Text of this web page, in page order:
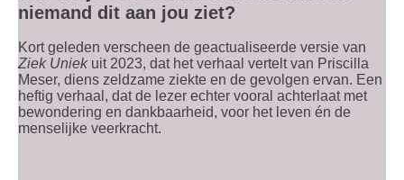
niemand dit aan jou ziet?
Kort geleden verscheen de geactualiseerde versie van
Ziek Uniekuit 2023, dat het verhaal vertelt van Priscilla
Meser, diens zeldzame ziekte en de gevolgen ervan. Een
heftig verhaal, dat de lezer echter vooral achterlaat met
bewondering en dankbaarheid, voor het leven én de
menselijke veerkracht.